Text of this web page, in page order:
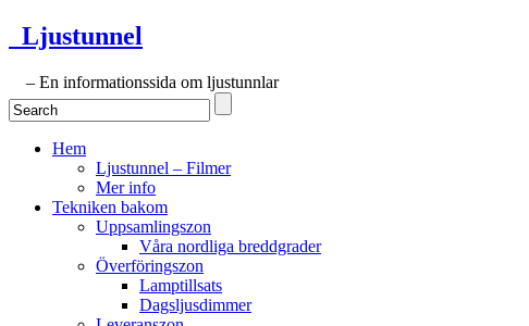
Ljustunnel
– En informationssida om ljustunnlar
Hem
Ljustunnel – Filmer
Mer info
Tekniken bakom
Uppsamlingszon
Våra nordliga breddgrader
Överföringszon
Lamptillsats
Dagsljusdimmer